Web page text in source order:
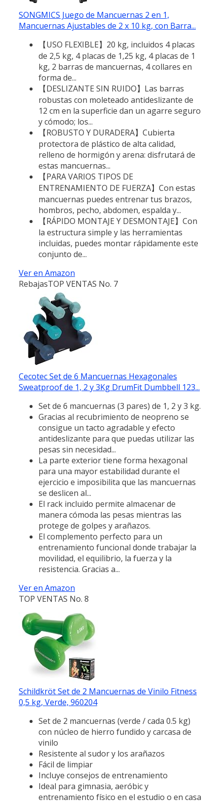
SONGMICS Juego de Mancuernas 2 en 1,
Mancuernas Ajustables de 2 x 10 kg, con Barra...
【USO FLEXIBLE】20 kg, incluidos 4 placas
de 2,5 kg, 4 placas de 1,25 kg, 4 placas de 1
kg, 2 barras de mancuernas, 4 collares en
forma de...
【DESLIZANTE SIN RUIDO】Las barras
robustas con moleteado antideslizante de
12 cm en la superficie dan un agarre seguro
y cómodo; los...
【ROBUSTO Y DURADERA】Cubierta
protectora de plástico de alta calidad,
relleno de hormigón y arena: disfrutará de
estas mancuernas...
【PARA VARIOS TIPOS DE
ENTRENAMIENTO DE FUERZA】Con estas
mancuernas puedes entrenar tus brazos,
hombros, pecho, abdomen, espalda y...
【RÁPIDO MONTAJE Y DESMONTAJE】Con
la estructura simple y las herramientas
incluidas, puedes montar rápidamente este
conjunto de...
Ver en Amazon
RebajasTOP VENTAS No. 7
Cecotec Set de 6 Mancuernas Hexagonales
Sweatproof de 1, 2 y 3Kg DrumFit Dumbbell 123...
Set de 6 mancuernas (3 pares) de 1, 2 y 3 kg.
Gracias al recubrimiento de neopreno se
consigue un tacto agradable y efecto
antideslizante para que puedas utilizar las
pesas sin necesidad...
La parte exterior tiene forma hexagonal
para una mayor estabilidad durante el
ejercicio e imposibilita que las mancuernas
se deslicen al...
El rack incluido permite almacenar de
manera cómoda las pesas mientras las
protege de golpes y arañazos.
El complemento perfecto para un
entrenamiento funcional donde trabajar la
movilidad, el equilibrio, la fuerza y la
resistencia. Gracias a...
Ver en Amazon
TOP VENTAS No. 8
Schildkröt Set de 2 Mancuernas de Vinilo Fitness
0,5 kg, Verde, 960204
Set de 2 mancuernas (verde / cada 0.5 kg)
con núcleo de hierro fundido y carcasa de
vinilo
Resistente al sudor y los arañazos
Fácil de limpiar
Incluye consejos de entrenamiento
Ideal para gimnasia, aeróbic y
entrenamiento físico en el estudio o en casa